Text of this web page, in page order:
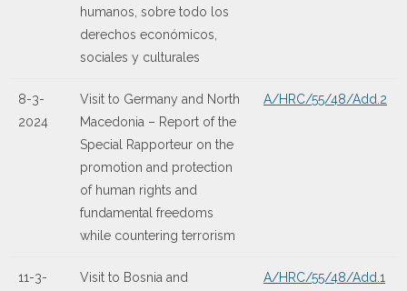
humanos, sobre todo los
derechos económicos,
sociales y culturales
8-3-
2024
Visit to Germany and North
Macedonia – Report of the
Special Rapporteur on the
promotion and protection
of human rights and
fundamental freedoms
while countering terrorism
A/HRC/55/48/Add.2
11-3-
Visit to Bosnia and
A/HRC/55/48/Add.1